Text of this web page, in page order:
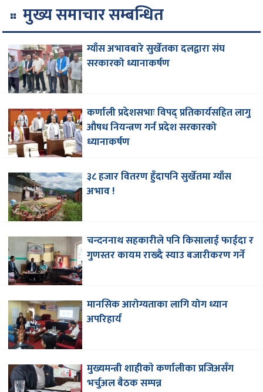
मुख्य समाचार सम्बन्धित
ग्याँस अभावबारे सुर्खेतका दलद्वारा संघ
सरकारको ध्यानाकर्षण
कर्णाली प्रदेशसभाः विपद् प्रतिकार्यसहित लागु
औषध नियन्त्रण गर्न प्रदेश सरकारको
ध्यानाकर्षण
३८ हजार वितरण हुँदापनि सुर्खेतमा ग्याँस
अभाव !
चन्दननाथ सहकारीले पनि किसालाई फाईदा र
गुणस्तर कायम राख्दै स्याउ बजारीकरण गर्ने
मानसिक आरोग्यताका लागि योग ध्यान
अपरिहार्य
मुख्यमन्त्री शाहीकाे कर्णालीका प्रजिअसँग
भर्चुअल बैठक सम्पन्न